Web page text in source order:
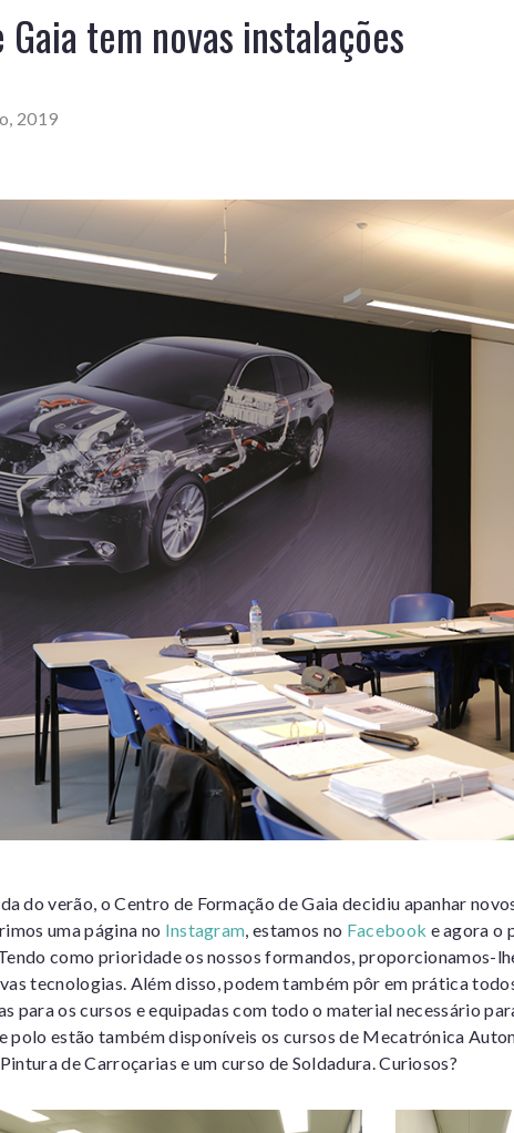
Gaia tem novas instalações
2019
do verão, o Centro de Formação de Gaia decidiu apanhar
uma página no Instagram , estamos no Facebook e agora o
como prioridade os nossos formandos, proporcionamos-
tecnologias. Além disso, podem também pôr em prática
para os cursos e equipadas com todo o material necessário
polo estão também disponíveis os cursos de Mecatrónica
de Carroçarias e um curso de Soldadura. Curiosos?